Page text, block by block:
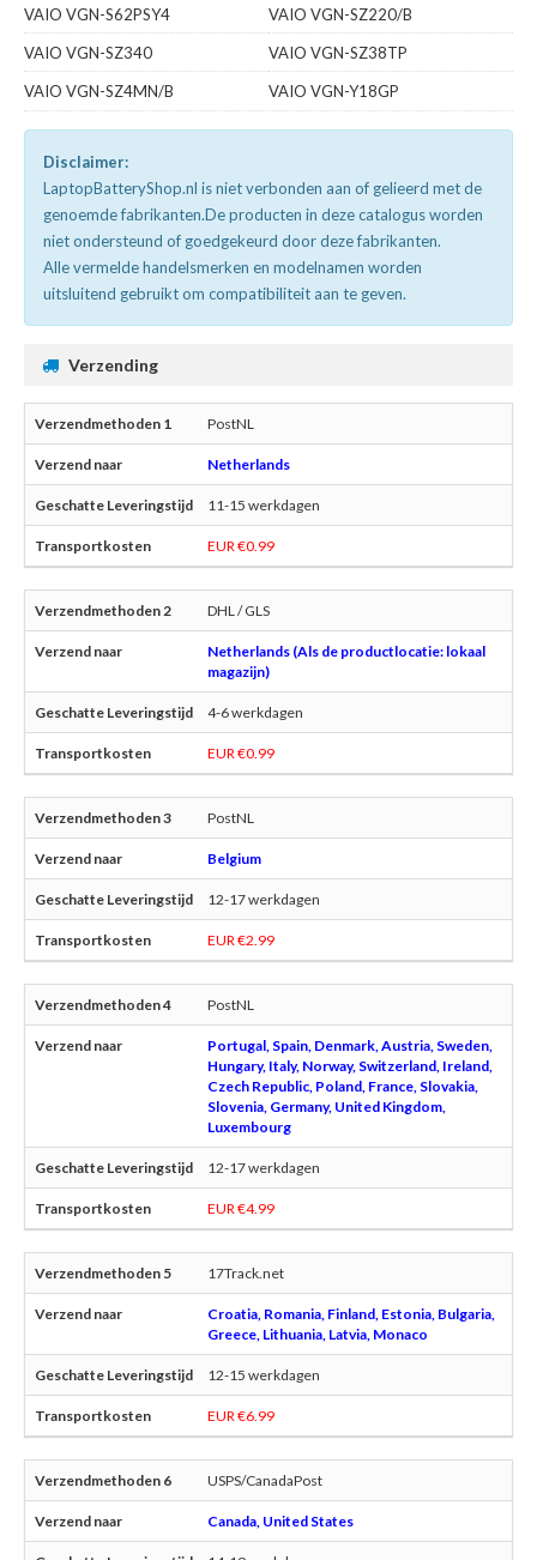
VAIO VGN-S62PSY4
VAIO VGN-SZ220/B
VAIO VGN-SZ340
VAIO VGN-SZ38TP
VAIO VGN-SZ4MN/B
VAIO VGN-Y18GP
Disclaimer:
LaptopBatteryShop.nl is niet verbonden aan of gelieerd met de
genoemde fabrikanten.De producten in deze catalogus worden
niet ondersteund of goedgekeurd door deze fabrikanten.
Alle vermelde handelsmerken en modelnamen worden
uitsluitend gebruikt om compatibiliteit aan te geven.
Verzending
PostNL
Netherlands
11-15 werkdagen
EUR €0.99
DHL / GLS
Netherlands (Als de productlocatie: lokaal
magazijn)
4-6 werkdagen
EUR €0.99
PostNL
Belgium
12-17 werkdagen
EUR €2.99
PostNL
Portugal, Spain, Denmark, Austria, Sweden,
Hungary, Italy, Norway, Switzerland, Ireland,
Czech Republic, Poland, France, Slovakia,
Slovenia, Germany, United Kingdom,
Luxembourg
12-17 werkdagen
EUR €4.99
17Track.net
Croatia, Romania, Finland, Estonia, Bulgaria,
Greece, Lithuania, Latvia, Monaco
12-15 werkdagen
EUR €6.99
USPS/CanadaPost
Canada, United States